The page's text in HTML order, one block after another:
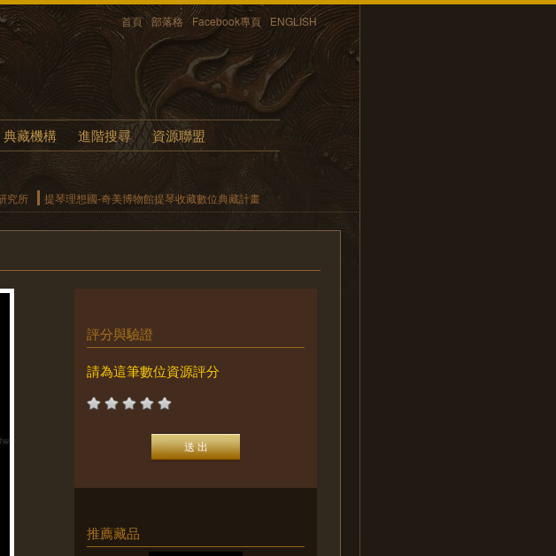
首頁 部落格 Facebook專頁 ENGLISH
典藏機構 進階搜尋 資源聯盟
究所 提琴理想國-奇美博物館提琴收藏數位典藏計畫
評分與驗證
請為這筆數位資源評分
推薦藏品